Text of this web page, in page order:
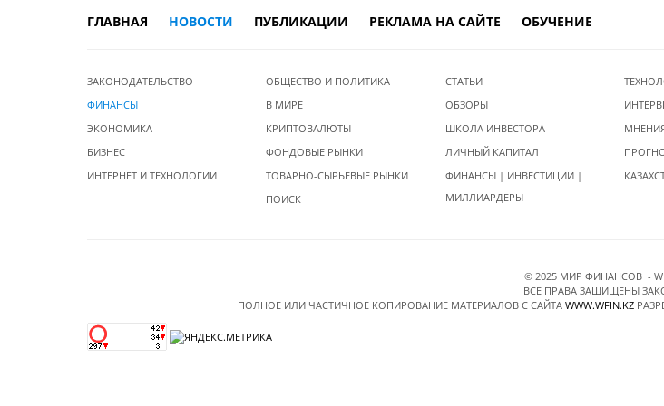
ГЛАВНАЯ НОВОСТИ ПУБЛИКАЦИИ РЕКЛАМА НА САЙТЕ ОБУЧЕНИЕ
ЗАКОНОДАТЕЛЬСТВО
ФИНАНСЫ
ЭКОНОМИКА
БИЗНЕС
ИНТЕРНЕТ И ТЕХНОЛОГИИ
ОБЩЕСТВО И ПОЛИТИКА
В МИРЕ
КРИПТОВАЛЮТЫ
ФОНДОВЫЕ РЫНКИ
ТОВАРНО-СЫРЬЕВЫЕ РЫНКИ
ПОИСК
СТАТЬИ
ОБЗОРЫ
ШКОЛА ИНВЕСТОРА
ЛИЧНЫЙ КАПИТАЛ
ФИНАНСЫ | ИНВЕСТИЦИИ |
МИЛЛИАРДЕРЫ
© 2025 МИР ФИНАНСОВ -
ВСЕ ПРАВА ЗАЩИЩЕНЫ
ПОЛНОЕ ИЛИ ЧАСТИЧНОЕ КОПИРОВАНИЕ МАТЕРИАЛОВ C САЙТА WWW.WFIN.KZ